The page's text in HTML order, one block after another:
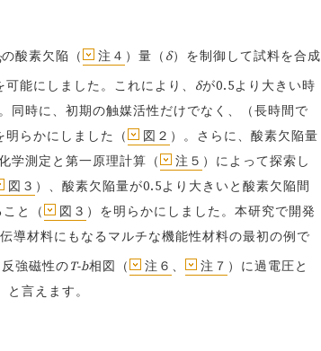
の酸素欠陥（ 注４ ）量（ δ）を制御して試料を合成
能にしました。これにより、 δが0.5より大きい時
同時に、初期の触媒活性だけでなく、（長時間で
らかにしました（
図２ ）。さらに、酸素欠陥量
学測定と第一原理計算（
注５ ）によって探索し
図３ ）、酸素欠陥量が0.5より大きいと酸素欠陥間
と（
図３ ）を明らかにしました。本研究で開発
導材料にもなるマルチな機能性材料の最初の例で
強磁性のT-b相図（ 注６ 、 注７ ）に過電圧と
と言えます。